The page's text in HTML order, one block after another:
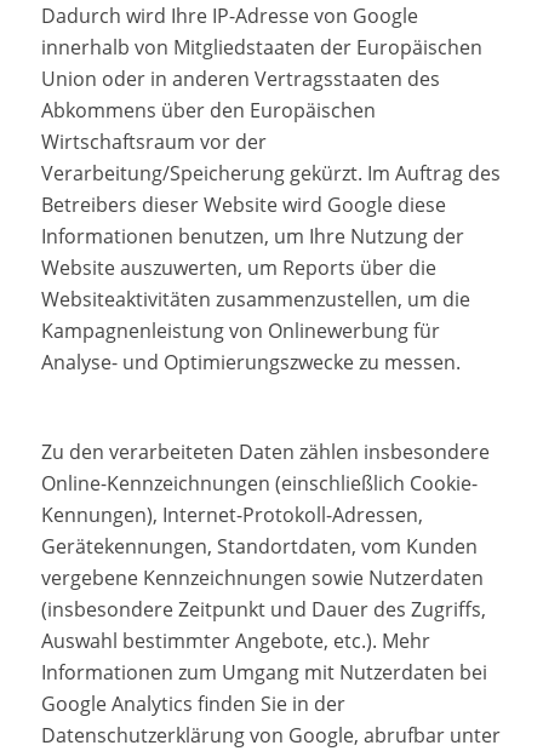
Dadurch wird Ihre IP-Adresse von Google
innerhalb von Mitgliedstaaten der Europäischen
Union oder in anderen Vertragsstaaten des
Abkommens über den Europäischen
Wirtschaftsraum vor der
Verarbeitung/Speicherung gekürzt. Im Auftrag des
Betreibers dieser Website wird Google diese
Informationen benutzen, um Ihre Nutzung der
Website auszuwerten, um Reports über die
Websiteaktivitäten zusammenzustellen, um die
Kampagnenleistung von Onlinewerbung für
Analyse- und Optimierungszwecke zu messen.
Zu den verarbeiteten Daten zählen insbesondere
Online-Kennzeichnungen (einschließlich Cookie-
Kennungen), Internet-Protokoll-Adressen,
Gerätekennungen, Standortdaten, vom Kunden
vergebene Kennzeichnungen sowie Nutzerdaten
(insbesondere Zeitpunkt und Dauer des Zugriffs,
Auswahl bestimmter Angebote, etc.). Mehr
Informationen zum Umgang mit Nutzerdaten bei
Google Analytics finden Sie in der
Datenschutzerklärung von Google, abrufbar unter